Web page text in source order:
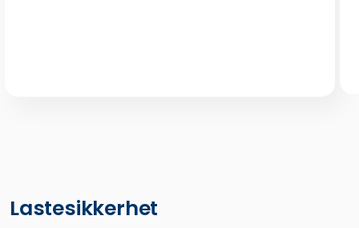
Lastesikkerhet